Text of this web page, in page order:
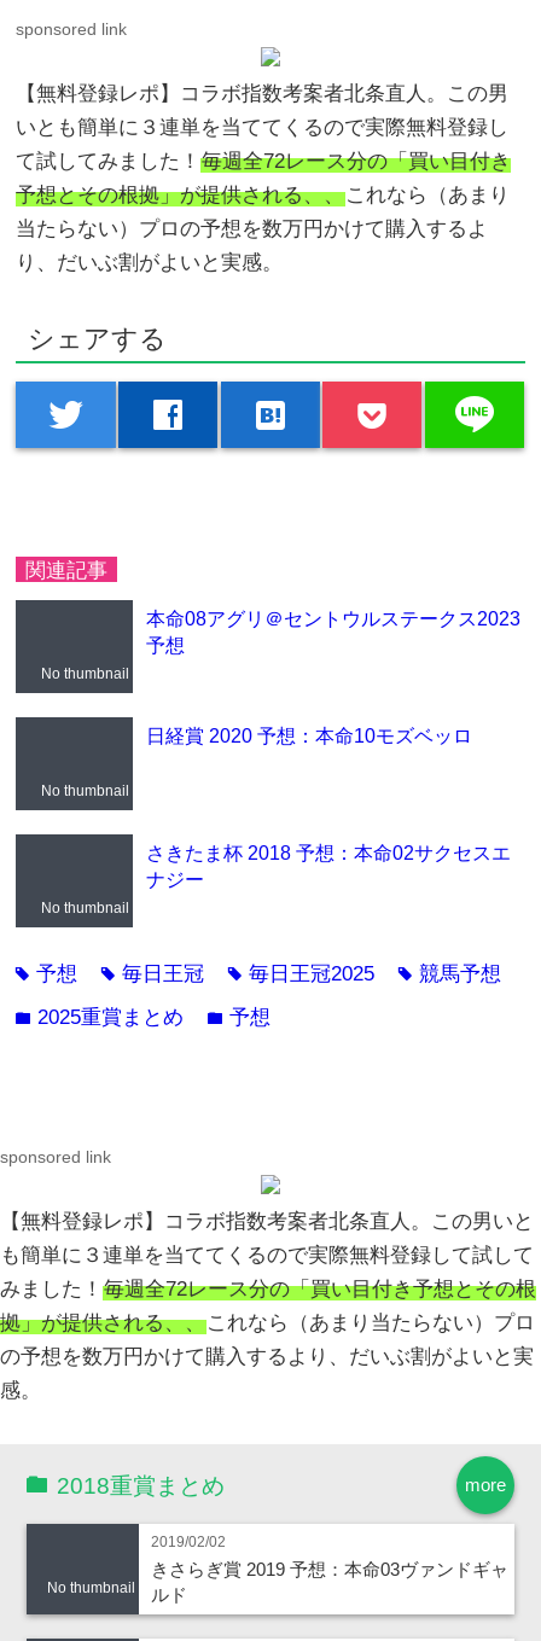
sponsored link
【無料登録レポ】コラボ指数考案者北条直人。この男
いとも簡単に３連単を当ててくるので実際無料登録し
て試してみました！毎週全72レース分の「買い目付き
予想とその根拠」が提供される、、これなら（あまり
当たらない）プロの予想を数万円かけて購入するよ
り、だいぶ割がよいと実感。
シェアする
twitter facebook hatenabookmark line
関連記事
No thumbnail
本命08アグリ＠セントウルステークス2023
予想
No thumbnail
日経賞 2020 予想：本命10モズベッロ
No thumbnail
さきたま杯 2018 予想：本命02サクセスエ
ナジー
tag予想 tag毎日王冠 tag毎日王冠2025 tag競馬予想
folder 2025重賞まとめ folder予想
sponsored link
【無料登録レポ】コラボ指数考案者北条直人。この男いと
も簡単に３連単を当ててくるので実際無料登録して試して
みました！ 毎週全72レース分の「買い目付き予想とその根
拠」が提供される、、これなら（あまり当たらない）プロ
の予想を数万円かけて購入するより、だいぶ割がよいと実
感。
more
2018重賞まとめ
No thumbnail
2019/02/02
きさらぎ賞 2019 予想：本命03ヴァンドギャ
ルド